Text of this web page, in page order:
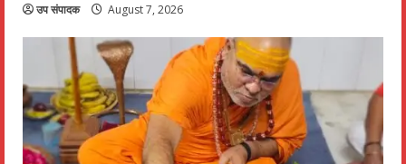
उप संपादक August 7, 2026